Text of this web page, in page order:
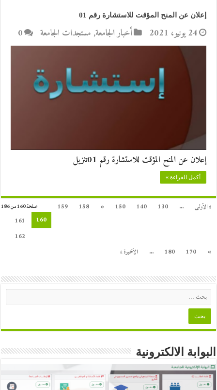
إعلان عن المنح المؤقت للاستشارة رقم 01
24 يونيو، 2021 أخبار الجامعة, مستجدات الجامعة 0
إعلان عن المنح المؤقت للاستشارة رقم 01تنزيل
أكمل القراءة »
صفحة 160 من 186 « الأولى ...
130
140
150
«
158
159
160
161
162
»
170
180
... الأخيرة »
البوابة الالكترونية